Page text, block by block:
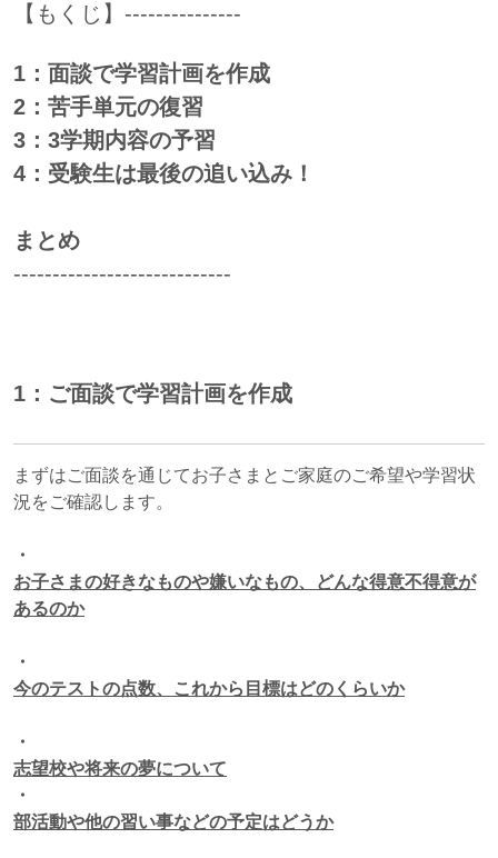
【もくじ】---------------
1：面談で学習計画を作成
2：苦手単元の復習
3：3学期内容の予習
4：受験生は最後の追い込み！
まとめ
----------------------------
1：ご面談で学習計画を作成
まずはご面談を通じてお子さまとご家庭のご希望や学習状
況をご確認します。
・
お子さまの好きなものや嫌いなもの、どんな得意不得意が
あるのか
・
今のテストの点数、これから目標はどのくらいか
・
志望校や将来の夢について
・
部活動や他の習い事などの予定はどうか